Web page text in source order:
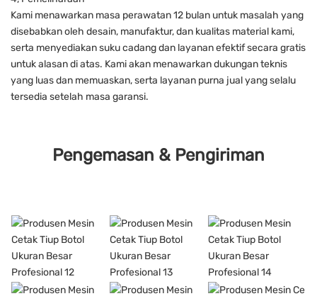
Kami menawarkan masa perawatan 12 bulan untuk masalah yang
disebabkan oleh desain, manufaktur, dan kualitas material kami,
serta menyediakan suku cadang dan layanan efektif secara gratis
untuk alasan di atas. Kami akan menawarkan dukungan teknis
yang luas dan memuaskan, serta layanan purna jual yang selalu
tersedia setelah masa garansi.
Pengemasan & Pengiriman